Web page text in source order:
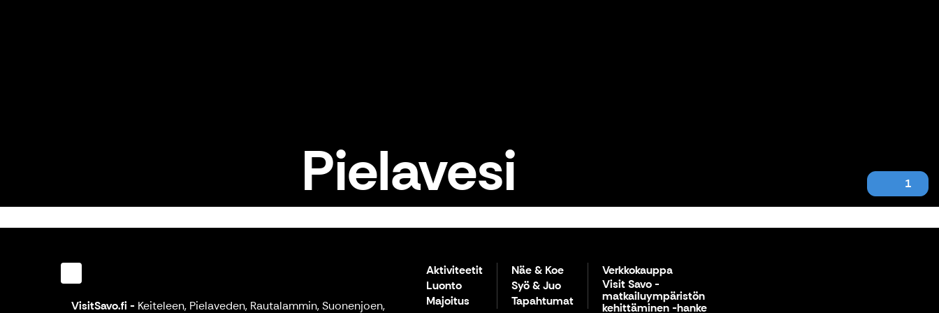
Pielavesi 1
VisitSavo.fi- Keiteleen, Pielaveden, Rautalammin, Suonenjoen,
Aktiviteetit
Luonto
Majoitus
Näe & Koe
Syö & Juo
Tapahtumat
Verkkokauppa
Visit Savo -
matkailuympäristön
kehittäminen -hanke